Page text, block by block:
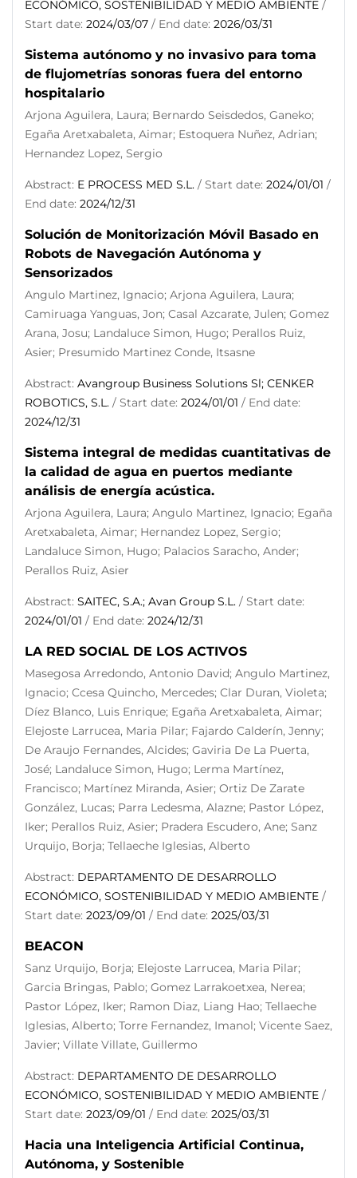
ECONÓMICO, SOSTENIBILIDAD Y MEDIO AMBIENTE /
Start date: 2024/03/07 / End date: 2026/03/31
Sistema autónomo y no invasivo para toma
de flujometrías sonoras fuera del entorno
hospitalario
Arjona Aguilera, Laura; Bernardo Seisdedos, Ganeko;
Egaña Aretxabaleta, Aimar; Estoquera Nuñez, Adrian;
Hernandez Lopez, Sergio
Abstract: E PROCESS MED S.L. / Start date: 2024/01/01 /
End date: 2024/12/31
Solución de Monitorización Móvil Basado en
Robots de Navegación Autónoma y
Sensorizados
Angulo Martinez, Ignacio; Arjona Aguilera, Laura;
Camiruaga Yanguas, Jon; Casal Azcarate, Julen; Gomez
Arana, Josu; Landaluce Simon, Hugo; Perallos Ruiz,
Asier; Presumido Martinez Conde, Itsasne
Abstract: Avangroup Business Solutions Sl; CENKER
ROBOTICS, S.L. / Start date: 2024/01/01 / End date:
2024/12/31
Sistema integral de medidas cuantitativas de
la calidad de agua en puertos mediante
análisis de energía acústica.
Arjona Aguilera, Laura; Angulo Martinez, Ignacio; Egaña
Aretxabaleta, Aimar; Hernandez Lopez, Sergio;
Landaluce Simon, Hugo; Palacios Saracho, Ander;
Perallos Ruiz, Asier
Abstract: SAITEC, S.A.; Avan Group S.L. / Start date:
2024/01/01 / End date: 2024/12/31
LA RED SOCIAL DE LOS ACTIVOS
Masegosa Arredondo, Antonio David; Angulo Martinez,
Ignacio; Ccesa Quincho, Mercedes; Clar Duran, Violeta;
Díez Blanco, Luis Enrique; Egaña Aretxabaleta, Aimar;
Elejoste Larrucea, Maria Pilar; Fajardo Calderín, Jenny;
De Araujo Fernandes, Alcides; Gaviria De La Puerta,
José; Landaluce Simon, Hugo; Lerma Martínez,
Francisco; Martínez Miranda, Asier; Ortiz De Zarate
González, Lucas; Parra Ledesma, Alazne; Pastor López,
Iker; Perallos Ruiz, Asier; Pradera Escudero, Ane; Sanz
Urquijo, Borja; Tellaeche Iglesias, Alberto
Abstract: DEPARTAMENTO DE DESARROLLO
ECONÓMICO, SOSTENIBILIDAD Y MEDIO AMBIENTE /
Start date: 2023/09/01 / End date: 2025/03/31
BEACON
Sanz Urquijo, Borja; Elejoste Larrucea, Maria Pilar;
Garcia Bringas, Pablo; Gomez Larrakoetxea, Nerea;
Pastor López, Iker; Ramon Diaz, Liang Hao; Tellaeche
Iglesias, Alberto; Torre Fernandez, Imanol; Vicente Saez,
Javier; Villate Villate, Guillermo
Abstract: DEPARTAMENTO DE DESARROLLO
ECONÓMICO, SOSTENIBILIDAD Y MEDIO AMBIENTE /
Start date: 2023/09/01 / End date: 2025/03/31
Hacia una Inteligencia Artificial Continua,
Autónoma, y Sostenible